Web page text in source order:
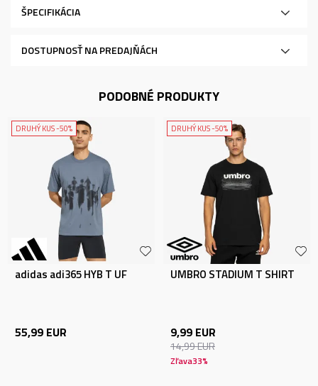
ŠPECIFIKÁCIA
DOSTUPNOSŤ NA PREDAJŇÁCH
PODOBNÉ PRODUKTY
DRUHÝ KUS -50%
adidas adi365 HYB T UF
55,99 EUR
DRUHÝ KUS -50%
UMBRO STADIUM T SHIRT
9,99 EUR
14,99EUR
Zľava33%